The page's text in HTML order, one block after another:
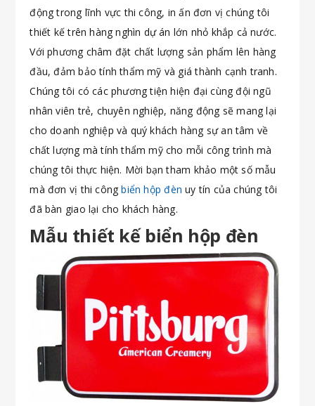
động trong lĩnh vực thi công, in ấn đơn vị chúng tôi
thiết kế trên hàng nghìn dự án lớn nhỏ khắp cả nước.
Với phương châm đặt chất lượng sản phẩm lên hàng
đầu, đảm bảo tính thẩm mỹ và giá thành cạnh tranh.
Chúng tôi có các phương tiện hiện đại cùng đội ngũ
nhân viên trẻ, chuyên nghiệp, năng động sẽ mang lại
cho doanh nghiệp và quý khách hàng sự an tâm về
chất lượng mà tính thẩm mỹ cho mỗi công trình mà
chúng tôi thực hiện. Mời bạn tham khảo một số mẫu
mà đơn vị thi côngbiển hộp đèn uy tín của chúng tôi
đã bàn giao lại cho khách hàng.
Mẫu thiết kế biển hộp đèn